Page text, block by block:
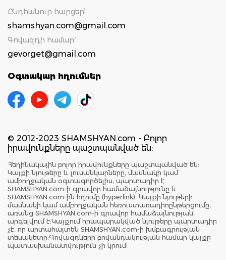
Ընդհանուր հարցեր՝
shamshyan.com@gmail.com
Գովազդի համար`
gevorget@gmail.com
Օգտակար հղումներ
© 2012-2023 SHAMSHYAN.com - Բոլոր
իրավունքները պաշտպանված են:
Հեղինակային բոլոր իրավունքները պաշտպանված են:
Կայքի նյութերը և լուսանկարները, մասնակի կամ
ամբողջական օգտագործելիս, պարտադիր է
SHAMSHYAN.com-ի գրավոր համաձայնությունը և
SHAMSHYAN.com-ին հղումը (hyperlink): Կայքի նյութերի
մասնակի կամ ամբողջական հեռուստառադիոընթերցումը,
առանց SHAMSHYAN.com-ի գրավոր համաձայնության,
արգելվում է:Կայքում հրապարակված նյութերը պարտադիր
չէ, որ արտահայտեն SHAMSHYAN.com-ի խմբագրության
տեսակետը:Գովազդների բովանդակության համար կայքը
պատասխանատվություն չի կրում: